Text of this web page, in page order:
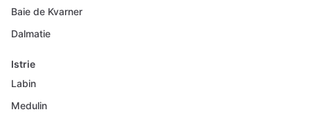
Baie de Kvarner
Dalmatie
Istrie
Labin
Medulin